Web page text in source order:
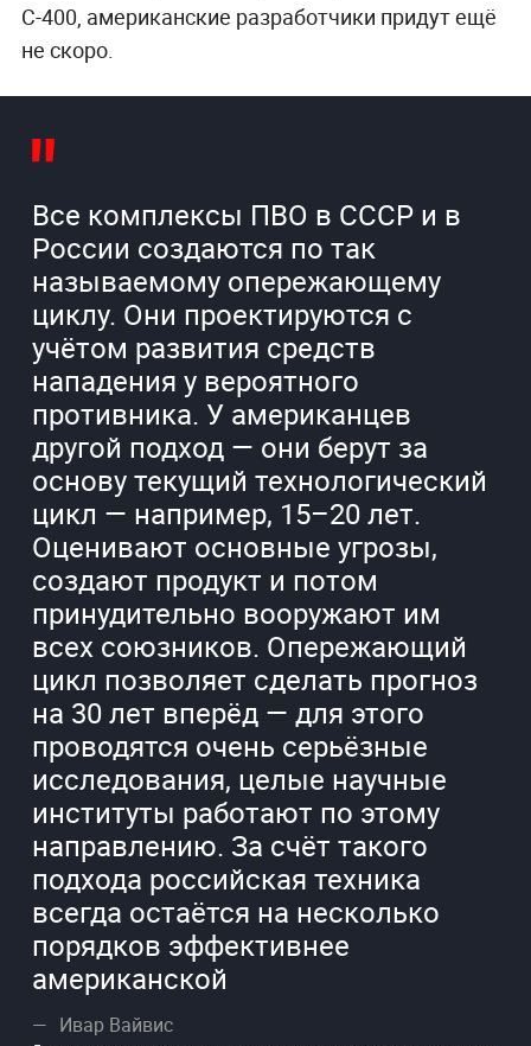
С-400, американские разработчики придут ещё
не скоро.
Все комплексы ПВО в СССР и в
России создаются по так
называемому опережающему
циклу. Они проектируются с
учётом развития средств
нападения у вероятного
противника. У американцев
другой подход — они берут за
основу текущий технологический
цикл — например, 15–20 лет.
Оценивают основные угрозы,
создают продукт и потом
принудительно вооружают им
всех союзников. Опережающий
цикл позволяет сделать прогноз
на 30 лет вперёд — для этого
проводятся очень серьёзные
исследования, целые научные
институты работают по этому
направлению. За счёт такого
подхода российская техника
всегда остаётся на несколько
порядков эффективнее
американской
Ивар Вайвис